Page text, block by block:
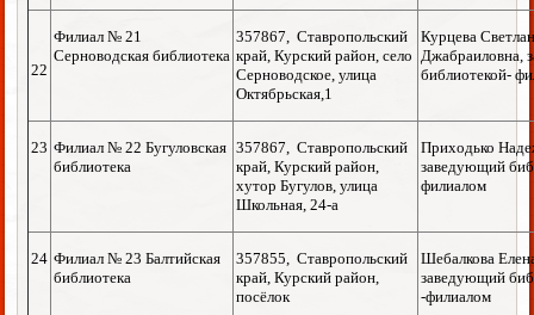
22
Филиал № 21
Серноводская библиотека
357867, Ставропольский
край, Курский район, село
Серноводское, улица
Октябрьская,1
Курцева
Джабраиловна,
библиотекой-
23 Филиал № 22 Бугуловская
библиотека
357867, Ставропольский
край, Курский район,
хутор Бугулов, улица
Школьная, 24-а
Приходько
заведующий
филиалом
24 Филиал № 23 Балтийская
библиотека
357855, Ставропольский
край, Курский район,
посёлок
Шебалкова
заведующий
-филиалом